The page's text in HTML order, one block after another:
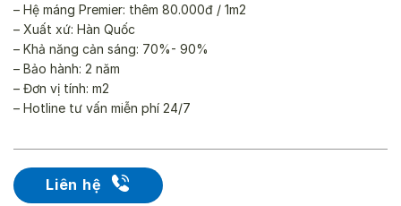
Liên hệ
– Hệ máng Premier: thêm 80.000đ / 1m2
– Xuất xứ: Hàn Quốc
– Khả năng cản sáng: 70%- 90%
– Bảo hành: 2 năm
– Đơn vị tính: m2
– Hotline tư vấn miễn phí 24/7